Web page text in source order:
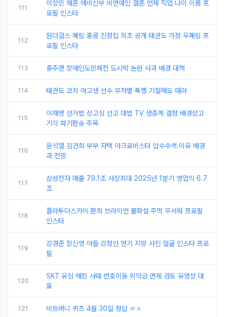
111
이상민 재혼 예비신부 비연예인 결혼 언제 직업 나이 이름 프
로필 인스타
112
원더걸스 혜림 홍콩 친정집 최초 공개 태권도 가정 우혜림 프
로필 인스타
113 충주맨 장애인도민체전 도시락 논란 사과 배경 대책
114 태권도 코치 여고생 선수 무차별 폭행 기절해도 때려
115
이재명 선거법 상고심 선고 대법 TV 생중계 결정 배경상고
기각 파기환송 주목
116
윤석열 김건희 부부 자택 아크로비스타 압수수색 이유 배경
과 전망
117
삼성전자 매출 79.1조 사상최대 2025년 1분기 영업익 6.7
조
118
플라투더스카이 환희 브라이언 불화설 주먹 무서워 프로필
인스타
119
강경준 장신영 아들 강정안 연기 지망 사진 얼굴 인스타 프로
필
120
SKT 유심 해킹 사태 번호이동 위약금 면제 검토 유영상 대
표
121 비트버니 퀴즈 4월 30일 정답 ㅇㅅ